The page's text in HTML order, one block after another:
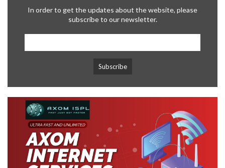
In order to get the updates about the website, please
subscribe to our newsletter.